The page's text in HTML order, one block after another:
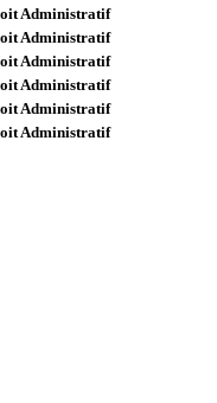
Administratif
Administratif
Administratif
Administratif
Administratif
Administratif